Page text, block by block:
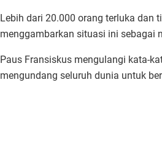
Lebih dari 20.000 orang terluka dan
menggambarkan situasi ini sebagai
Paus Fransiskus mengulangi kata-
mengundang seluruh dunia untuk